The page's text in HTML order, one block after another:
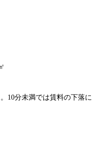
10分未満では賃料の下落に